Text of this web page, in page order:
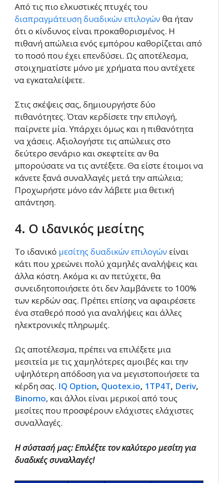
Από τις πιο ελκυστικές πτυχές του
διαπραγμάτευση δυαδικών επιλογών θα ήταν
ότι ο κίνδυνος είναι προκαθορισμένος. Η
πιθανή απώλεια ενός εμπόρου καθορίζεται από
το ποσό που έχει επενδύσει. Ως αποτέλεσμα,
στοιχηματίστε μόνο με χρήματα που αντέχετε
να εγκαταλείψετε.
Στις σκέψεις σας, δημιουργήστε δύο
πιθανότητες. Όταν κερδίσετε την επιλογή,
παίρνετε μία. Υπάρχει όμως και η πιθανότητα
να χάσεις. Αξιολογήστε τις απώλειες στο
δεύτερο σενάριο και σκεφτείτε αν θα
μπορούσατε να τις αντέξετε. Θα είστε έτοιμοι να
κάνετε ξανά συναλλαγές μετά την απώλεια;
Προχωρήστε μόνο εάν λάβετε μια θετική
απάντηση.
4. Ο ιδανικός μεσίτης
Το ιδανικό μεσίτης δυαδικών επιλογών είναι
κάτι που χρεώνει πολύ χαμηλές αναλήψεις και
άλλα κόστη. Ακόμα κι αν πετύχετε, θα
συνειδητοποιήσετε ότι δεν λαμβάνετε το 100%
των κερδών σας. Πρέπει επίσης να αφαιρέσετε
ένα σταθερό ποσό για αναλήψεις και άλλες
ηλεκτρονικές πληρωμές.
Ως αποτέλεσμα, πρέπει να επιλέξετε μια
μεσιτεία με τις χαμηλότερες αμοιβές και την
υψηλότερη απόδοση για να μεγιστοποιήσετε τα
κέρδη σας. IQ Option, Quotex.io, 1ΤΡ4Τ, Deriv,
Binomo, και άλλοι είναι μερικοί από τους
μεσίτες που προσφέρουν ελάχιστες ελάχιστες
συναλλαγές.
Η σύστασή μας: Επιλέξτε τον καλύτερο μεσίτη για
δυαδικές συναλλαγές!